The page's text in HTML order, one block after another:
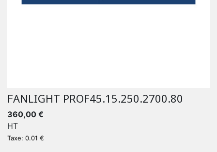
FANLIGHT PROF45.15.250.2700.80
360,00 €
HT
Taxe: 0.01 €